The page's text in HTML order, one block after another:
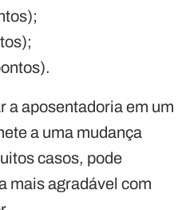
a aposentadoria em um
a uma mudança
casos, pode
mais agradável com